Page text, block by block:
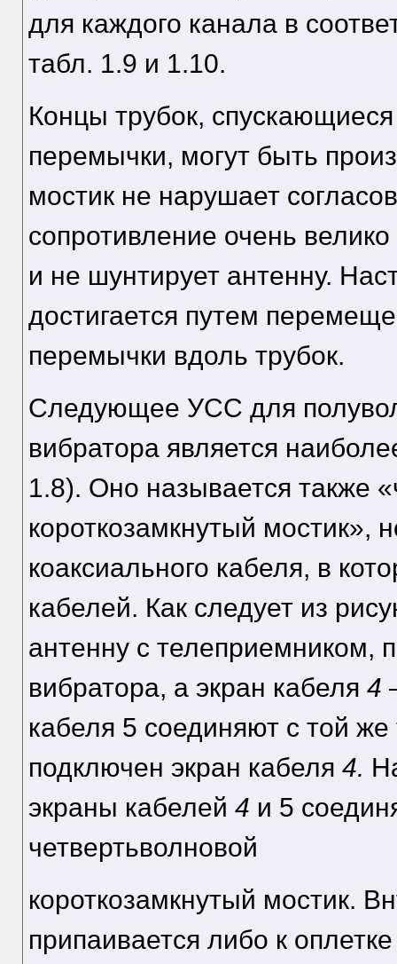
для каждого канала в
табл. 1.9 и 1.10.
Концы трубок,
перемычки, могут быть
мостик не нарушает
сопротивление очень
и не шунтирует антенну.
достигается путем
перемычки вдоль трубок.
Следующее УСС для
вибратора является
1.8). Оно называется также
короткозамкнутый мостик»,
коаксиального кабеля, в
кабелей. Как следует из
антенну с телеприемником,
вибратора, а экран кабеля 4
кабеля 5 соединяют с той же
подключен экран кабеля 4.
экраны кабелей 4 и 5
четвертьволновой
короткозамкнутый мостик.
припаивается либо к